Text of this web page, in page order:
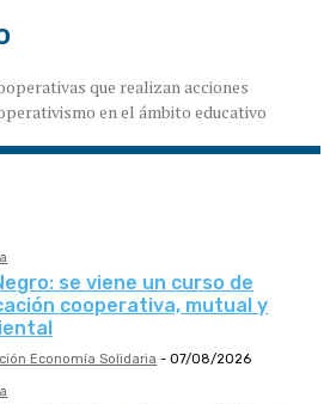
que realizan acciones
en el ámbito educativo
se viene un curso de
cooperativa, mutual y
Economía Solidaria - 07/08/2026